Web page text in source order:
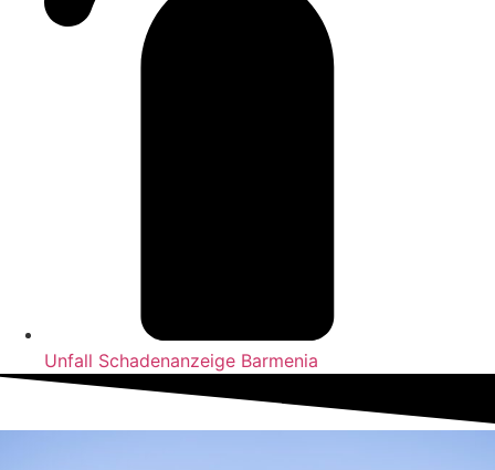
Unfall Schadenanzeige Barmenia